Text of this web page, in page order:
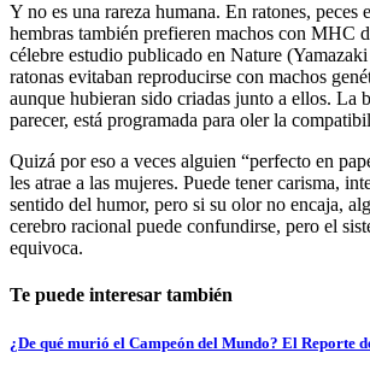
Y no es una rareza humana. En ratones, peces
hembras también prefieren machos con MHC
célebre estudio publicado en Nature
ratonas evitaban reproducirse con machos
aunque hubieran sido criadas junto a ellos. La
parecer, está programada para oler la
Quizá por eso a veces alguien “perfecto en
les atrae a las mujeres. Puede tener carisma,
sentido del humor, pero si su olor no encaja,
cerebro racional puede confundirse, pero el
equivoca.
Te puede interesar también
¿De qué murió el Campeón del Mundo? El Reporte